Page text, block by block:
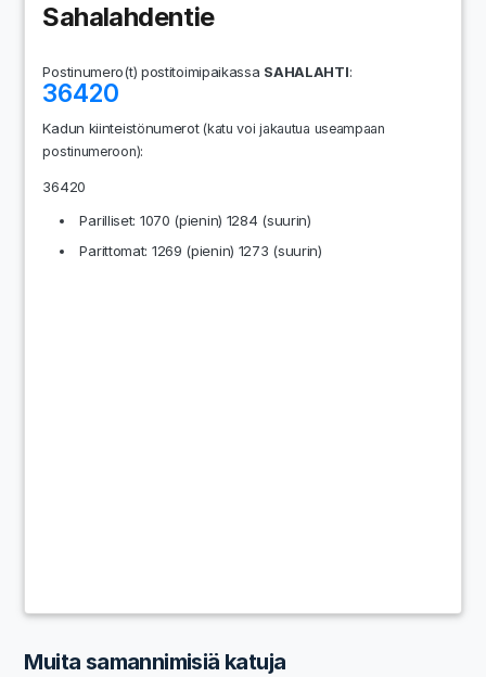
Sahalahdentie
Postinumero(t) postitoimipaikassa SAHALAHTI:
36420
Kadun kiinteistönumerot(katu voi jakautua useampaan
postinumeroon):
36420
Parilliset: 1070 (pienin) 1284 (suurin)
Parittomat: 1269 (pienin) 1273 (suurin)
Muita samannimisiä katuja